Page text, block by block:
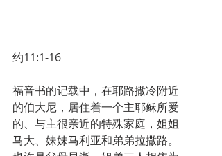
约11:1-16
福音书的记载中，在耶路撒冷附近
的伯大尼，居住着一个主耶稣所爱
的、与主很亲近的特殊家庭，姐姐
马大、妹妹马利亚和弟弟拉撒路。